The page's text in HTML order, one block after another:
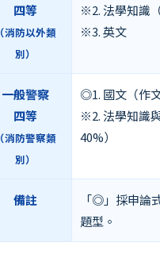
四等
（消防以外類
別）
※2. 法學知識
※3. 英文
一般警察
四等
（消防警察類
別）
◎1. 國文（作
※2. 法學知識
40%）
備註
「◎」採申論
題型。